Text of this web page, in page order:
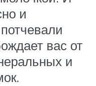
и
вас от
и